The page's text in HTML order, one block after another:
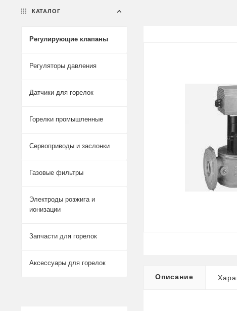
Описание
КАТАЛОГ
Регулирующие клапаны
Регуляторы давления
Датчики для горелок
Горелки промышленные
Сервоприводы и заслонки
Газовые фильтры
Электроды розжига и
ионизации
Запчасти для горелок
Аксессуары для горелок